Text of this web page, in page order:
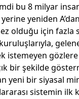
bu 8 milyar
yeniden
olduğu için fazla
istemeyen
bir şekilde
yeni bir siyasal
sistemin ilk